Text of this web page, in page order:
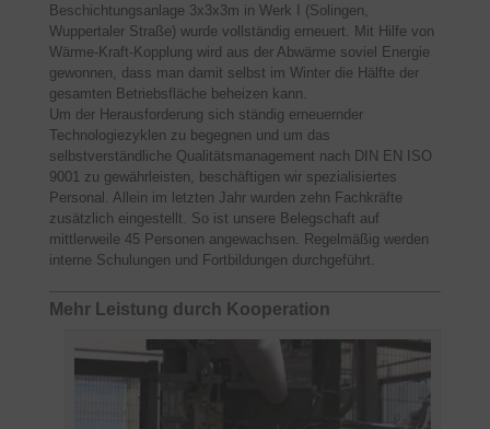
Beschichtungsanlage 3x3x3m in Werk I (Solingen,
Wuppertaler Straße) wurde vollständig erneuert. Mit Hilfe von
Wärme-Kraft-Kopplung wird aus der Abwärme soviel Energie
gewonnen, dass man damit selbst im Winter die Hälfte der
gesamten Betriebsfläche beheizen kann.
Um der Herausforderung sich ständig erneuernder
Technologiezyklen zu begegnen und um das
selbstverständliche Qualitätsmanagement nach DIN EN ISO
9001 zu gewährleisten, beschäftigen wir spezialisiertes
Personal. Allein im letzten Jahr wurden zehn Fachkräfte
zusätzlich eingestellt. So ist unsere Belegschaft auf
mittlerweile 45 Personen angewachsen. Regelmäßig werden
interne Schulungen und Fortbildungen durchgeführt.
Mehr Leistung durch Kooperation